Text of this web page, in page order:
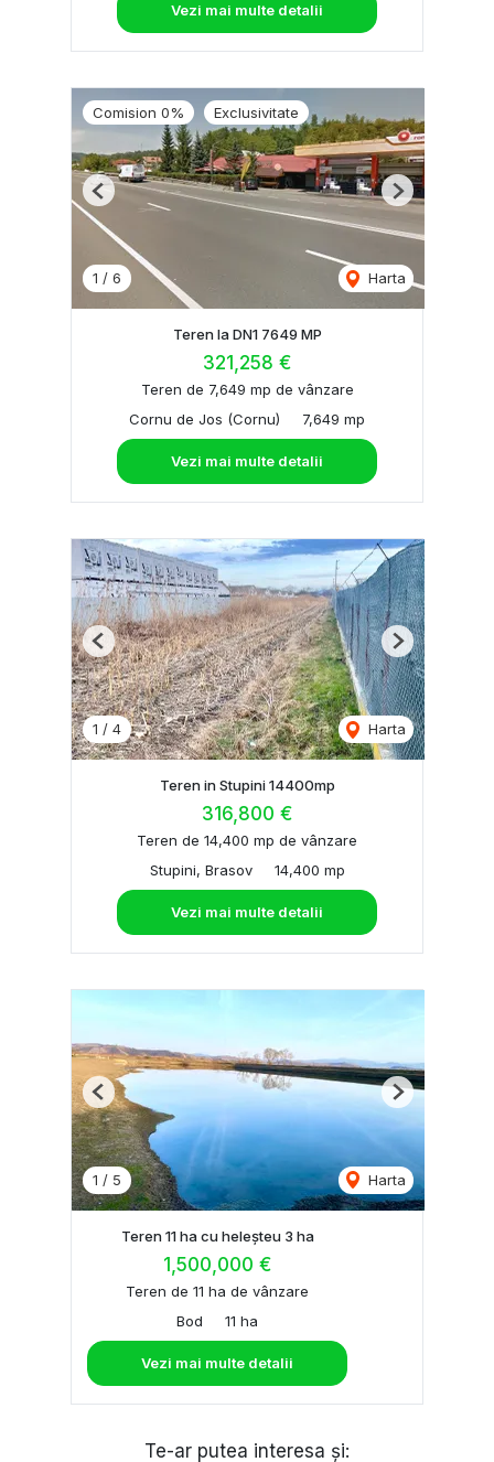
Vezi mai multe detalii
Comision 0% Exclusivitate
1 / 6 Harta
Previous Next
Teren la DN1 7649 MP
321,258 €
Teren de 7,649 mp de vânzare
Cornu de Jos (Cornu)
7,649 mp
Vezi mai multe detalii
1 / 4 Harta
Previous Next
Teren in Stupini 14400mp
316,800 €
Teren de 14,400 mp de vânzare
Stupini, Brasov
14,400 mp
Vezi mai multe detalii
1 / 5 Harta
Previous Next
Teren 11 ha cu heleșteu 3 ha
1,500,000 €
Teren de 11 ha de vânzare
Bod
11 ha
Vezi mai multe detalii
Te-ar putea interesa și: